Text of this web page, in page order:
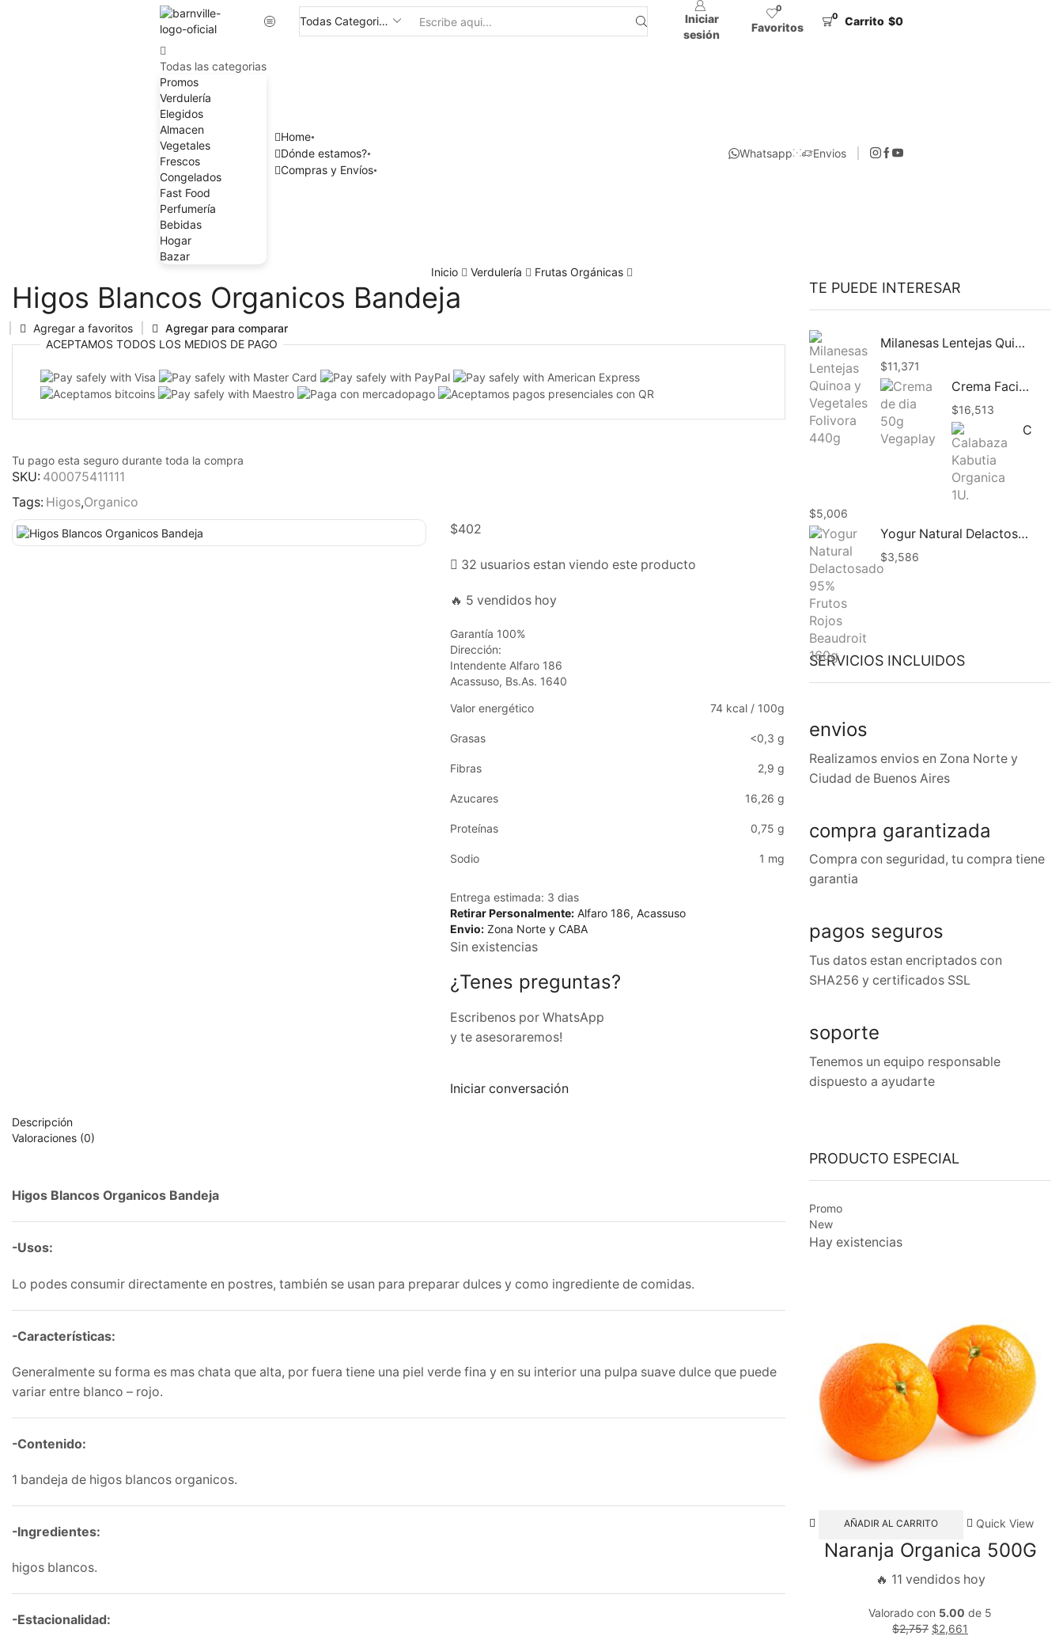
Iniciar
sesión
0
Favoritos
0 Carrito $0
Todas las categorias
Promos
Verdulería
Elegidos
Almacen
Vegetales
Frescos
Congelados
Fast Food
Perfumería
Bebidas
Hogar
Bazar
Home
Dónde estamos?
Compras y Envíos
Whatsapp Envios
Inicio Verdulería Frutas Orgánicas
Higos Blancos Organicos Bandeja
Agregar a favoritos
Agregar para comparar
ACEPTAMOS TODOS LOS MEDIOS DE PAGO
Tu pago esta seguro durante toda la compra
SKU: 400075411111
Tags: Higos,Organico
$402
32 usuarios estan viendo este producto
🔥 5 vendidos hoy
Garantía 100%
Dirección:
Intendente Alfaro 186
Acassuso, Bs.As. 1640
Valor energético
74 kcal / 100g
Grasas <0,3 g
Fibras 2,9 g
Azucares 16,26 g
Proteínas 0,75 g
Sodio 1 mg
Entrega estimada: 3 dias
Retirar Personalmente: Alfaro 186, Acassuso
Envio: Zona Norte y CABA
Sin existencias
¿Tenes preguntas?
Escribenos por WhatsApp
y te asesoraremos!
Iniciar conversación
Descripción
Valoraciones (0)
Higos Blancos Organicos Bandeja
-Usos:
Lo podes consumir directamente en postres, también se usan para preparar dulces y como ingrediente de comidas.
-Características:
Generalmente su forma es mas chata que alta, por fuera tiene una piel verde fina y en su interior una pulpa suave dulce que puede
variar entre blanco – rojo.
-Contenido:
1 bandeja de higos blancos organicos.
-Ingredientes:
higos blancos.
-Estacionalidad:
TE PUEDE INTERESAR
Milanesas Lentejas Quinoa y Vegetales Folivora 440g
$11,371
Crema Facial Dia Hidratacion Vegaplay 50g
$16,513
$5,006
Yogur Natural Delactosado 95% Frutos Rojos Beaudroit 160g
$3,586
SERVICIOS INCLUIDOS
envios
Realizamos envios en Zona Norte y
Ciudad de Buenos Aires
compra garantizada
Compra con seguridad, tu compra tiene
garantia
pagos seguros
Tus datos estan encriptados con
SHA256 y certificados SSL
soporte
Tenemos un equipo responsable
dispuesto a ayudarte
PRODUCTO ESPECIAL
Promo
New
Hay existencias
AÑADIR AL CARRITO Quick View
Naranja Organica 500G
🔥 11 vendidos hoy
Valorado con 5.00 de 5
$2,757 $2,661